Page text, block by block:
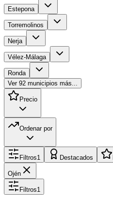
Estepona
Torremolinos
Nerja
Vélez-Málaga
Ronda
Ver 92 municipios más...
Precio
Ordenar por
Filtros1 Destacados
Ojén
Filtros1